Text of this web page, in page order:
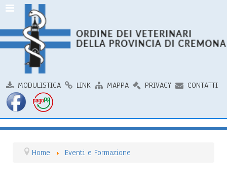
MODULISTICA LINK MAPPA PRIVACY CONTATTI
Home Eventi e Formazione